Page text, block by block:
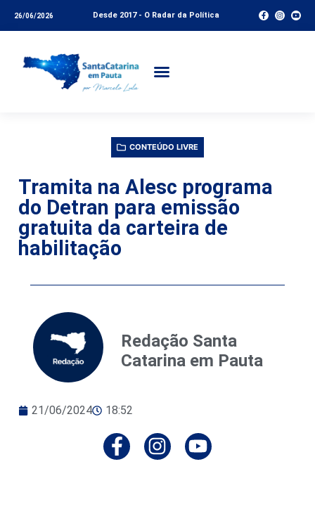
26/06/2026 Desde 2017 - O Radar da Política
CONTEÚDO LIVRE
Tramita na Alesc programa
do Detran para emissão
gratuita da carteira de
habilitação
Redação Santa
Catarina em Pauta
21/06/2024 18:52